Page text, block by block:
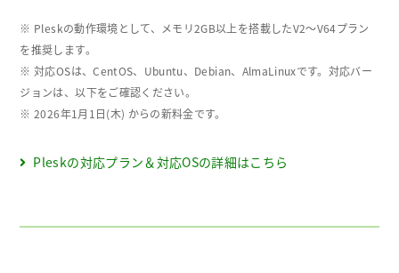
※ Pleskの動作環境として、メモリ2GB以上を搭載したV2～V64プラン
を推奨します。
※ 対応OSは、CentOS、Ubuntu、Debian、AlmaLinuxです。対応バー
ジョンは、以下をご確認ください。
※ 2026年1月1日(木) からの新料金です。
Pleskの対応プラン＆対応OSの詳細はこちら